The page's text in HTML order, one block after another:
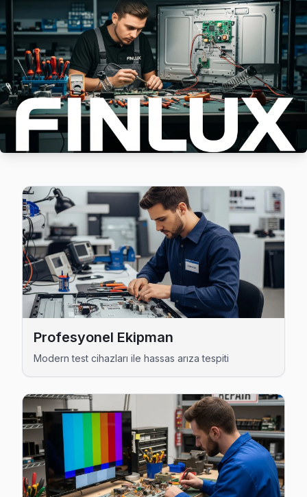
Finlux TV Mustafa Kemal Paşa'de internet bağlantısı
Mustafa Kemal Paşa Finlux Açılmıyor Arıza →
Tahtakale Finlux Servis
Tahtakale semtindeki Finlux TV sorunları için kapıya
Avcılar TV Servis Merkezi →
Üniversite Finlux Servis
Üniversite bölgesindeki Finlux kullanıcıları için haftanın
Yeşilkent Finlux Servis
Avcılar'da Yeşilkent mahallesi için Finlux TV tamir
Yeşilkent Finlux Açılmıyor Arıza →
Avcılar Finlux TV Servis Hizmet Bölgesi
Avcılar bölgesine kapıya gelen Finlux TV tamir servisi
Profesyonel Ekipman
Modern test cihazları ile hassas arıza tespiti